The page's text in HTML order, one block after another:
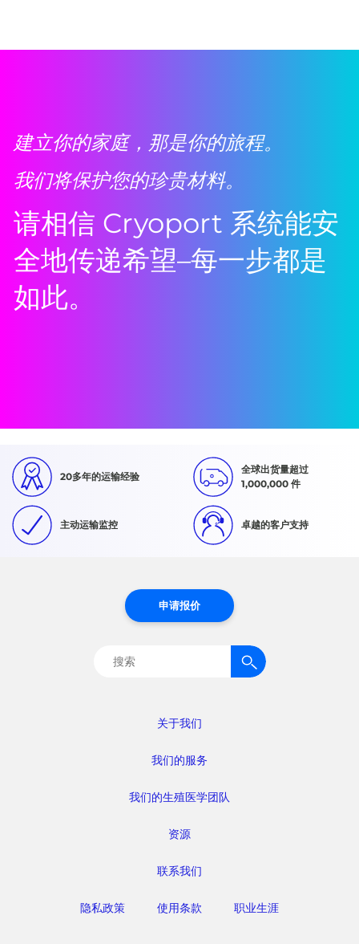
建立你的家庭，那是你的旅程。
我们将保护您的珍贵材料。
请相信 Cryoport 系统能安
全地传递希望–每一步都是
如此。
20多年的运输经验
全球出货量超过
1,000,000 件
主动运输监控 卓越的客户支持
关于我们
我们的服务
我们的生殖医学团队
资源
联系我们
隐私政策 使用条款 职业生涯
申请报价
搜